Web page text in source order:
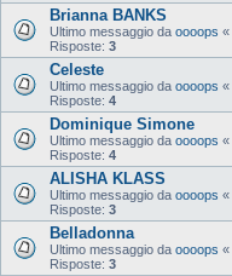
Brianna BANKS
Ultimo messaggio da oooops «
Risposte: 3
Celeste
Ultimo messaggio da oooops «
Risposte: 4
Dominique Simone
Ultimo messaggio da oooops «
Risposte: 4
ALISHA KLASS
Ultimo messaggio da oooops «
Risposte: 3
Belladonna
Ultimo messaggio da oooops «
Risposte: 3